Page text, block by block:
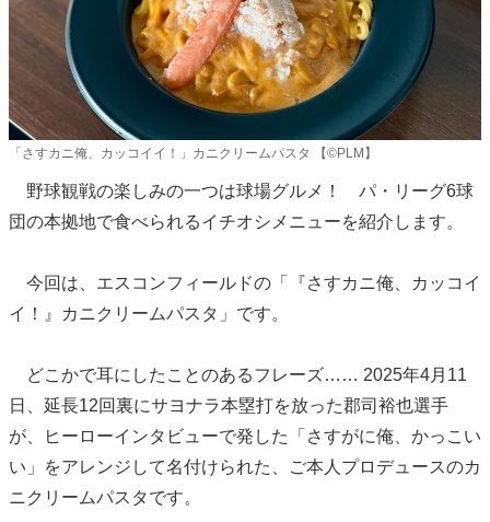
「さすカニ俺、カッコイイ！」カニクリームパスタ 【©PLM】
野球観戦の楽しみの一つは球場グルメ！ パ・リーグ6球
団の本拠地で食べられるイチオシメニューを紹介します。
今回は、エスコンフィールドの「『さすカニ俺、カッコイ
イ！』カニクリームパスタ」です。
どこかで耳にしたことのあるフレーズ…… 2025年4月11
日、延長12回裏にサヨナラ本塁打を放った郡司裕也選手
が、ヒーローインタビューで発した「さすがに俺、かっこい
い」をアレンジして名付けられた、ご本人プロデュースのカ
ニクリームパスタです。